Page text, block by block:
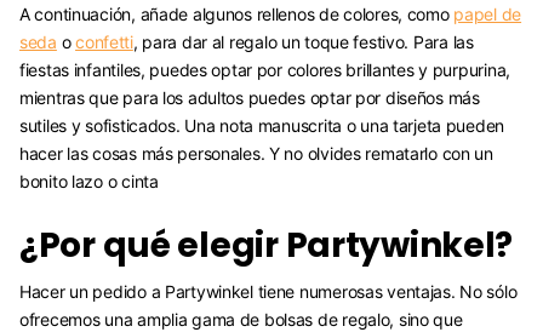
A continuación, añade algunos rellenos de colores, como papel de
seda oconfetti, para dar al regalo un toque festivo. Para las
fiestas infantiles, puedes optar por colores brillantes y purpurina,
mientras que para los adultos puedes optar por diseños más
sutiles y sofisticados. Una nota manuscrita o una tarjeta pueden
hacer las cosas más personales. Y no olvides rematarlo con un
bonito lazo o cinta
¿Por qué elegir Partywinkel?
Hacer un pedido a Partywinkel tiene numerosas ventajas. No sólo
ofrecemos una amplia gama de bolsas de regalo, sino que